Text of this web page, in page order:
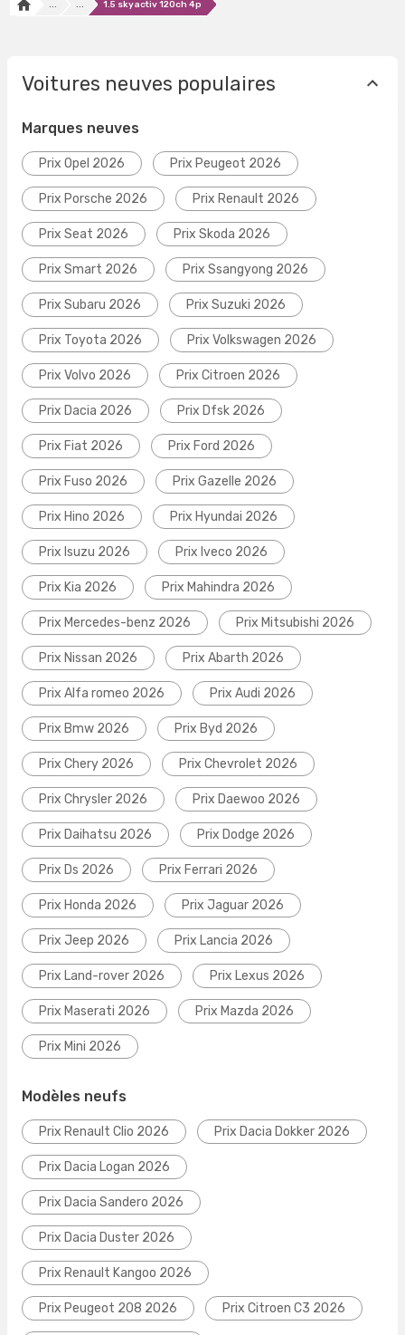
... ... 1.5 skyactiv 120ch 4p
Voitures neuves populaires
Marques neuves
Prix Opel 2026 Prix Peugeot 2026
Prix Porsche 2026 Prix Renault 2026
Prix Seat 2026 Prix Skoda 2026
Prix Smart 2026 Prix Ssangyong 2026
Prix Subaru 2026 Prix Suzuki 2026
Prix Toyota 2026 Prix Volkswagen 2026
Prix Volvo 2026 Prix Citroen 2026
Prix Dacia 2026 Prix Dfsk 2026
Prix Fiat 2026 Prix Ford 2026
Prix Fuso 2026 Prix Gazelle 2026
Prix Hino 2026 Prix Hyundai 2026
Prix Isuzu 2026 Prix Iveco 2026
Prix Kia 2026 Prix Mahindra 2026
Prix Mercedes-benz 2026 Prix Mitsubishi 2026
Prix Nissan 2026 Prix Abarth 2026
Prix Alfa romeo 2026 Prix Audi 2026
Prix Bmw 2026 Prix Byd 2026
Prix Chery 2026 Prix Chevrolet 2026
Prix Chrysler 2026 Prix Daewoo 2026
Prix Daihatsu 2026 Prix Dodge 2026
Prix Ds 2026 Prix Ferrari 2026
Prix Honda 2026 Prix Jaguar 2026
Prix Jeep 2026 Prix Lancia 2026
Prix Land-rover 2026 Prix Lexus 2026
Prix Maserati 2026 Prix Mazda 2026
Prix Mini 2026
Modèles neufs
Prix Renault Clio 2026 Prix Dacia Dokker 2026
Prix Dacia Logan 2026
Prix Dacia Sandero 2026
Prix Dacia Duster 2026
Prix Renault Kangoo 2026
Prix Peugeot 208 2026 Prix Citroen C3 2026